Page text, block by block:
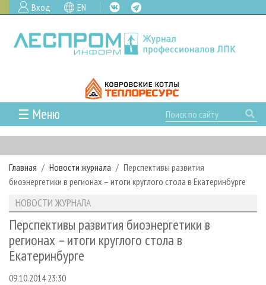
Вход EN
☰ Меню
ГЛАВНАЯ
РУБРИКИ И ТЕМЫ
РУБРИКИ ЖУРНАЛА
ЛЕСОЗАГОТОВКА
ЛЕСОПИЛЕНИЕ
ДЕРЕВООБРАБОТКА
СУШКА ДРЕВЕСИНЫ
НОВОСТИ
НОВОСТИ ЛПК
НОВОСТИ ЖУРНАЛА
НОВОСТИ КОМПАНИЙ
ПРОЕКТЫ ЛПИ
АНАЛИТИКА
ПРЕДПРИЯТИЯ ЛПК
ЛЕСНЫЕ РЕГИОНЫ РОССИИ
ПЕРСОНЫ
АРХИВ ЖУРНАЛОВ
СТАТЬИ
О ЖУРНАЛЕ
ПОДПИСКА
КОНТАКТЫ
РЕКЛАМОДАТЕЛЯМ
РЕКЛАМА
Главная Новости журнала
Перспективы развития
биоэнергетики в регионах – итоги круглого стола в Екатеринбурге
НОВОСТИ ЖУРНАЛА
Перспективы развития биоэнергетики в
регионах – итоги круглого стола в
Екатеринбурге
09.10.2014 23:30